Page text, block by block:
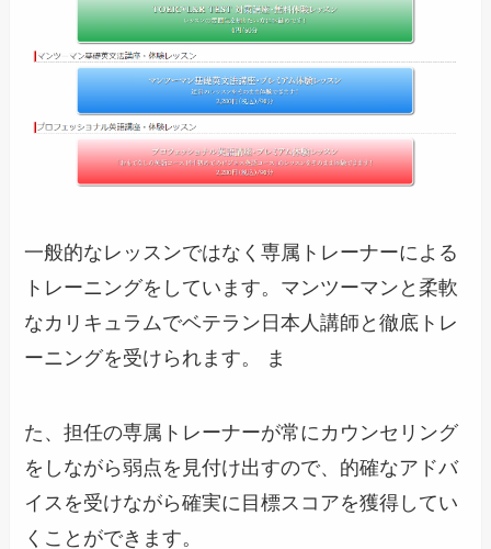
一般的なレッスンではなく専属トレーナーによる
トレーニングをしています。マンツーマンと柔軟
なカリキュラムでベテラン日本人講師と徹底トレ
ーニングを受けられます。 ま
た、担任の専属トレーナーが常にカウンセリング
をしながら弱点を見付け出すので、的確なアドバ
イスを受けながら確実に目標スコアを獲得してい
くことができます。